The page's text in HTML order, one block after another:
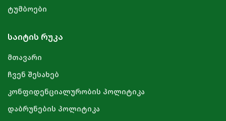
ტუმბოები
ᲡᲐᲘᲢᲘᲡ ᲠᲣᲙᲐ
მთავარი
ჩვენ შესახებ
კონფიდენციალურობის პოლიტიკა
დაბრუნების პოლიტიკა